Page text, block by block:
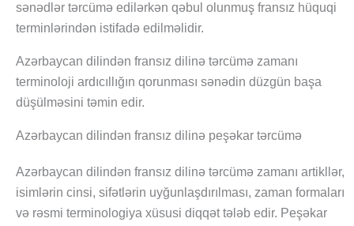
sənədlər tərcümə edilərkən qəbul olunmuş fransız hüquqi
terminlərindən istifadə edilməlidir.
Azərbaycan dilindən fransız dilinə tərcümə zamanı
terminoloji ardıcıllığın qorunması sənədin düzgün başa
düşülməsini təmin edir.
Azərbaycan dilindən fransız dilinə peşəkar tərcümə
Azərbaycan dilindən fransız dilinə tərcümə zamanı artikllər,
isimlərin cinsi, sifətlərin uyğunlaşdırılması, zaman formaları
və rəsmi terminologiya xüsusi diqqət tələb edir. Peşəkar